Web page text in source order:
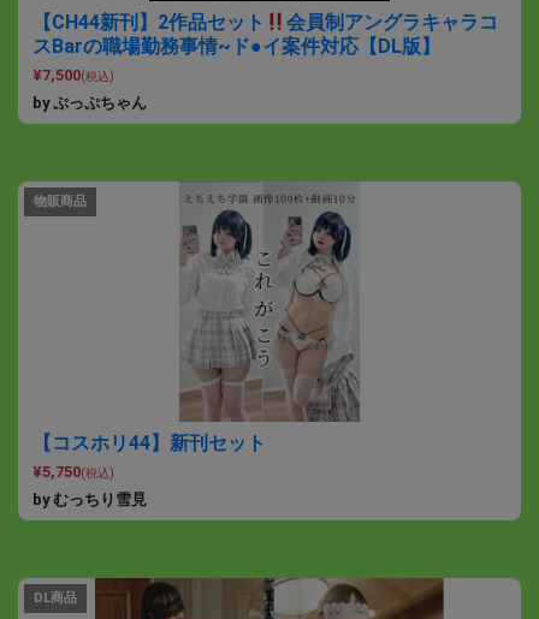
【CH44新刊】2作品セット
会員制アングラキャラコ
スBarの職場勤務事情~ド●イ案件対応【DL版】
¥7,500(税込)
by ぷっぷちゃん
物販商品
【コスホリ44】新刊セット
¥5,750(税込)
by むっちり雪見
DL商品